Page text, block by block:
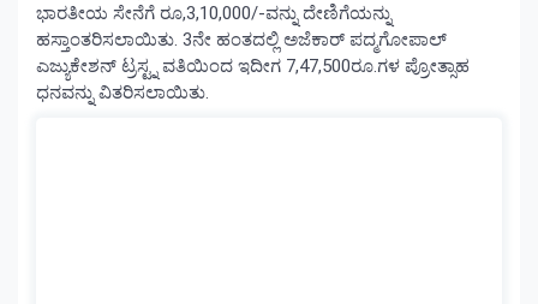
ಭಾರತೀಯ ಸೇನೆಗೆ ರೂ,3,10,000/-ವನ್ನು ದೇಣಿಗೆಯನ್ನು
ಹಸ್ತಾಂತರಿಸಲಾಯಿತು. 3ನೇ ಹಂತದಲ್ಲಿ ಅಜೆಕಾರ್ ಪದ್ಮಗೋಪಾಲ್
ಎಜ್ಯುಕೇಶನ್ ಟ್ರಸ್ಟ್ನ ವತಿಯಿಂದ ಇದೀಗ 7,47,500ರೂ.ಗಳ ಪ್ರೋತ್ಸಾಹ
ಧನವನ್ನು ವಿತರಿಸಲಾಯಿತು.